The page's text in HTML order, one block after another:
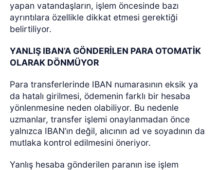
yapan vatandaşların, işlem öncesinde bazı
ayrıntılara özellikle dikkat etmesi gerektiği
belirtiliyor.
YANLIŞ IBAN’A GÖNDERİLEN PARA OTOMATİK
OLARAK DÖNMÜYOR
Para transferlerinde IBAN numarasının eksik ya
da hatalı girilmesi, ödemenin farklı bir hesaba
yönlenmesine neden olabiliyor. Bu nedenle
uzmanlar, transfer işlemi onaylanmadan önce
yalnızca IBAN’ın değil, alıcının ad ve soyadının da
mutlaka kontrol edilmesini öneriyor.
Yanlış hesaba gönderilen paranın ise işlem